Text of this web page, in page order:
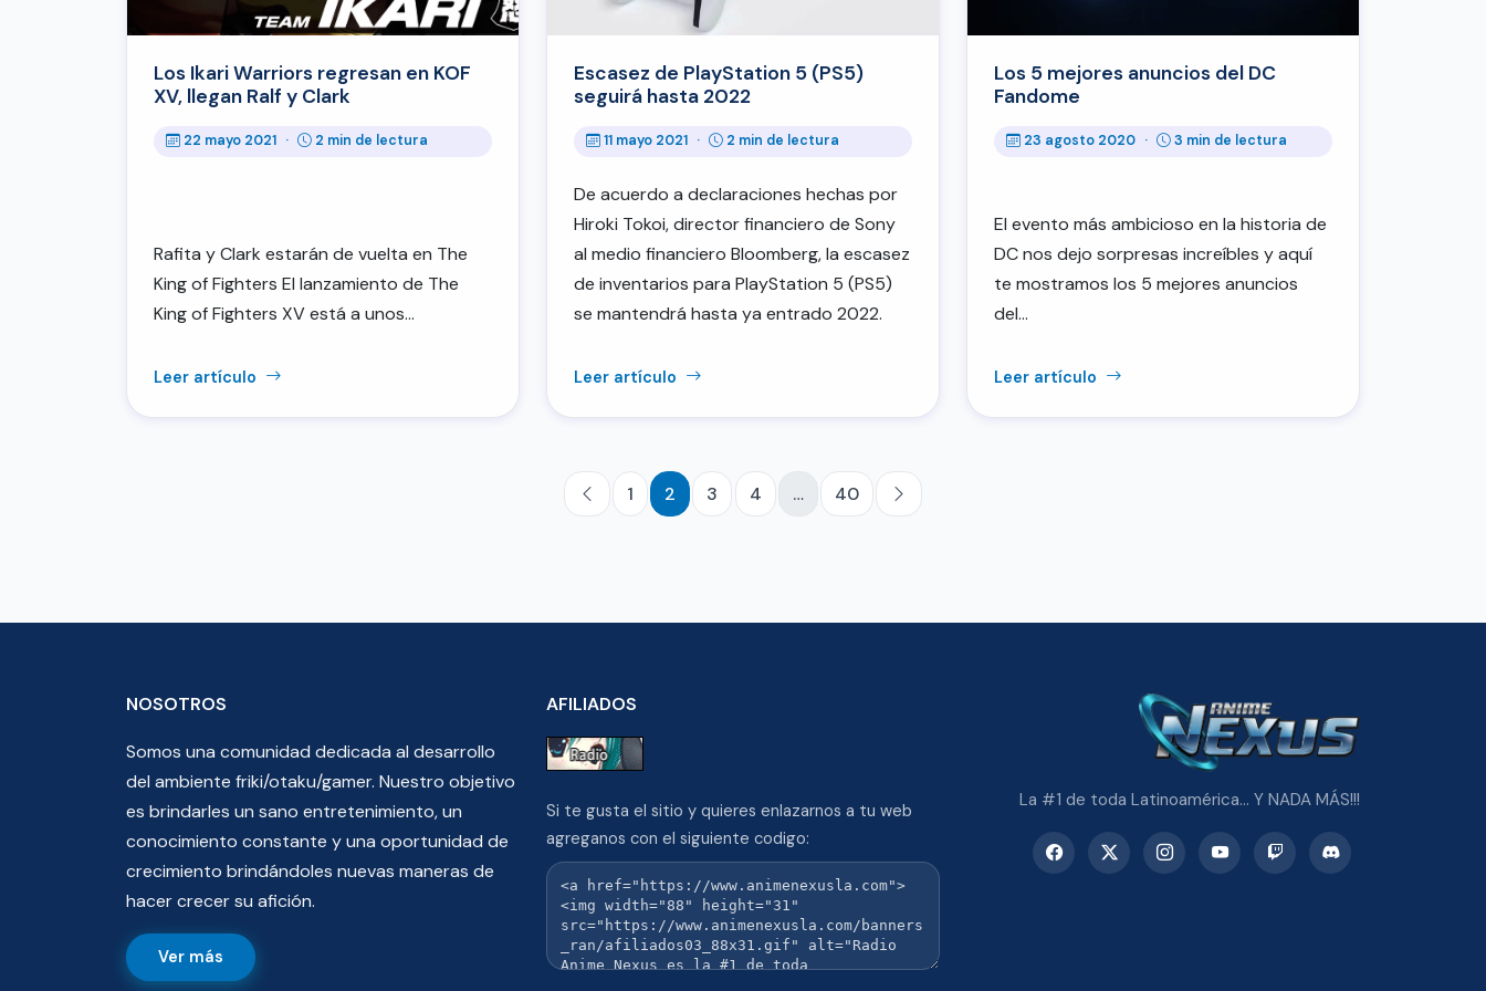
Los Ikari Warriors regresan en KOF
XV, llegan Ralf y Clark
22 mayo 2021 · 2 min de lectura
Rafita y Clark estarán de vuelta en The
King of Fighters El lanzamiento de The
King of Fighters XV está a unos…
Leer artículo
Escasez de PlayStation 5 (PS5)
seguirá hasta 2022
11 mayo 2021 · 2 min de lectura
De acuerdo a declaraciones hechas por
Hiroki Tokoi, director financiero de Sony
al medio financiero Bloomberg, la escasez
de inventarios para PlayStation 5 (PS5)
se mantendrá hasta ya entrado 2022.
Leer artículo
Los 5 mejores anuncios del DC
Fandome
23 agosto 2020 · 3 min de lectura
El evento más ambicioso en la historia de
DC nos dejo sorpresas increíbles y aquí
te mostramos los 5 mejores anuncios
del…
Leer artículo
1 2 3 4 … 40
NOSOTROS
Somos una comunidad dedicada al desarrollo
del ambiente friki/otaku/gamer. Nuestro objetivo
es brindarles un sano entretenimiento, un
conocimiento constante y una oportunidad de
crecimiento brindándoles nuevas maneras de
hacer crecer su afición.
Ver más
AFILIADOS
Si te gusta el sitio y quieres enlazarnos a tu web
agreganos con el siguiente codigo:
La #1 de toda Latinoamérica... Y NADA MÁS!!!